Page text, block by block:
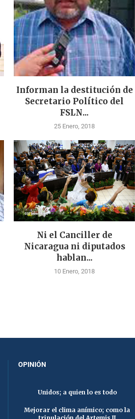
Informan la destitución de
Secretario Político del
FSLN...
25 Enero, 2018
Ni el Canciller de
Nicaragua ni diputados
hablan...
10 Enero, 2018
OPINIÓN
Unidos; a quien lo es todo
Mejorar el clima anímico; como la